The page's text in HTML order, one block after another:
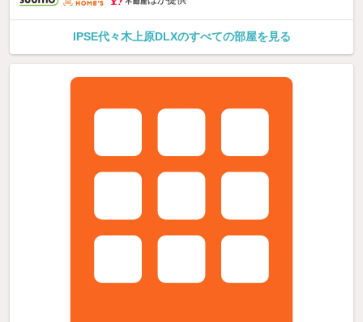
IPSE代々木上原DLXのすべての部屋を見る